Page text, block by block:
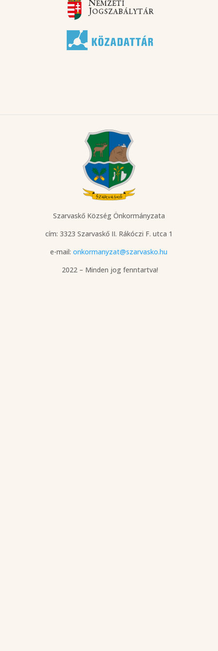
Szarvaskő Község Önkormányzata
cím: 3323 Szarvaskő II. Rákóczi F. utca 1
e-mail:onkormanyzat@szarvasko.hu
2022 – Minden jog fenntartva!